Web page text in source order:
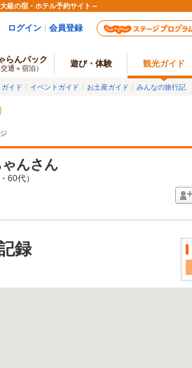
級の宿・ホテル予約サイト～
ログイン 会員登録
らんパック
通＋宿泊） 遊び・体験 観光ガイド
イド イベントガイド お土産ガイド みんなの旅行記
んさん
60代）
録